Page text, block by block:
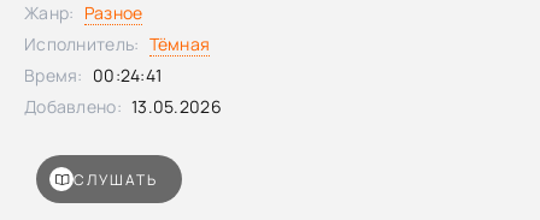
СЛУШАТЬ
Жанр: Разное
Исполнитель: Тёмная
Время: 00:24:41
Добавлено: 13.05.2026